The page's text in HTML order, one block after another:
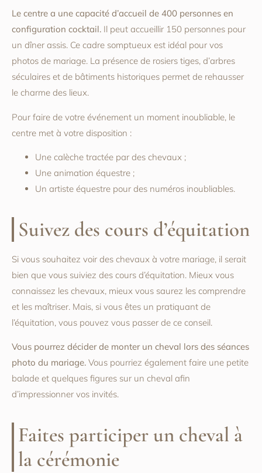
Le centre a une capacité d’accueil de 400 personnes en
configuration cocktail. Il peut accueillir 150 personnes pour
un dîner assis. Ce cadre somptueux est idéal pour vos
photos de mariage. La présence de rosiers tiges, d’arbres
séculaires et de bâtiments historiques permet de rehausser
le charme des lieux.
Pour faire de votre événement un moment inoubliable, le
centre met à votre disposition :
Une calèche tractée par des chevaux ;
Une animation équestre ;
Un artiste équestre pour des numéros inoubliables.
Suivez des cours d’équitation
Si vous souhaitez voir des chevaux à votre mariage, il serait
bien que vous suiviez des cours d’équitation. Mieux vous
connaissez les chevaux, mieux vous saurez les comprendre
et les maîtriser. Mais, si vous êtes un pratiquant de
l’équitation, vous pouvez vous passer de ce conseil.
Vous pourrez décider de monter un cheval lors des séances
photo du mariage. Vous pourriez également faire une petite
balade et quelques figures sur un cheval afin
d’impressionner vos invités.
Faites participer un cheval à
la cérémonie